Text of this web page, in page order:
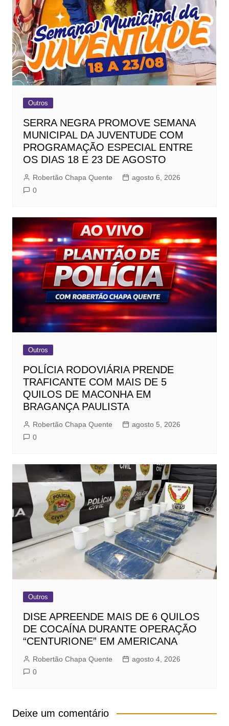
Outros
SERRA NEGRA PROMOVE SEMANA
MUNICIPAL DA JUVENTUDE COM
PROGRAMAÇÃO ESPECIAL ENTRE
OS DIAS 18 E 23 DE AGOSTO
Robertão Chapa Quente
agosto 6, 2026
0
Outros
POLÍCIA RODOVIÁRIA PRENDE
TRAFICANTE COM MAIS DE 5
QUILOS DE MACONHA EM
BRAGANÇA PAULISTA
Robertão Chapa Quente
agosto 5, 2026
0
Outros
DISE APREENDE MAIS DE 6 QUILOS
DE COCAÍNA DURANTE OPERAÇÃO
“CENTURIONE” EM AMERICANA
Robertão Chapa Quente
agosto 4, 2026
0
Deixe um comentário